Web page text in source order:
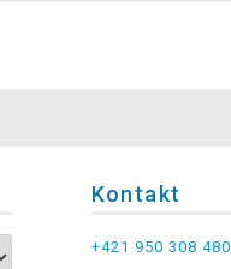
Kontakt
+421 950 308 480